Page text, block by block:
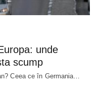
unde
scump
Ceea ce în Germania…